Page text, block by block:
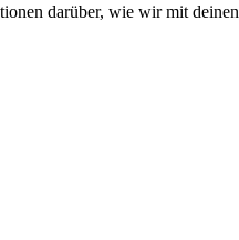
darüber, wie wir mit deinen